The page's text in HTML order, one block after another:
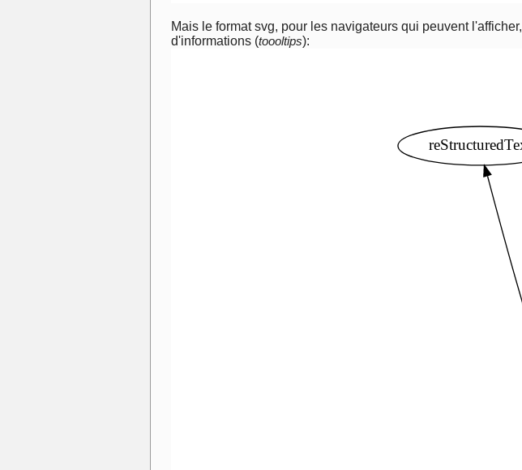
Mais le format svg, pour les navigateurs qui peuvent l'afficher,
d'informations (toooltips):